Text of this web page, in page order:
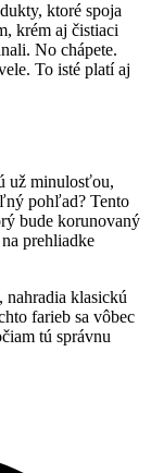
ktoré spoja
krém aj čistiaci
No chápete.
To isté platí aj
už minulosťou,
pohľad? Tento
bude korunovaný
prehliadke
nahradia klasickú
farieb sa vôbec
tú správnu